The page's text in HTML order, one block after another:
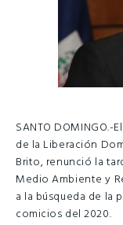
SANTO
de la Liberación
Brito, renunció la
Medio Ambiente y
a la búsqueda de la
comicios del 2020.